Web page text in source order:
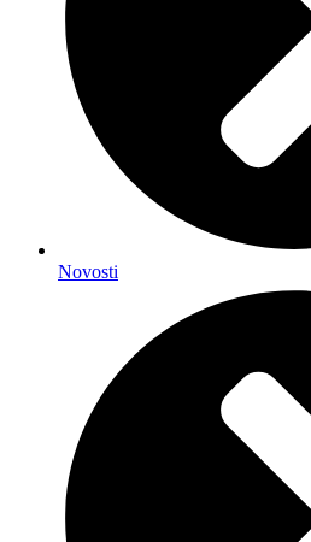
Novosti